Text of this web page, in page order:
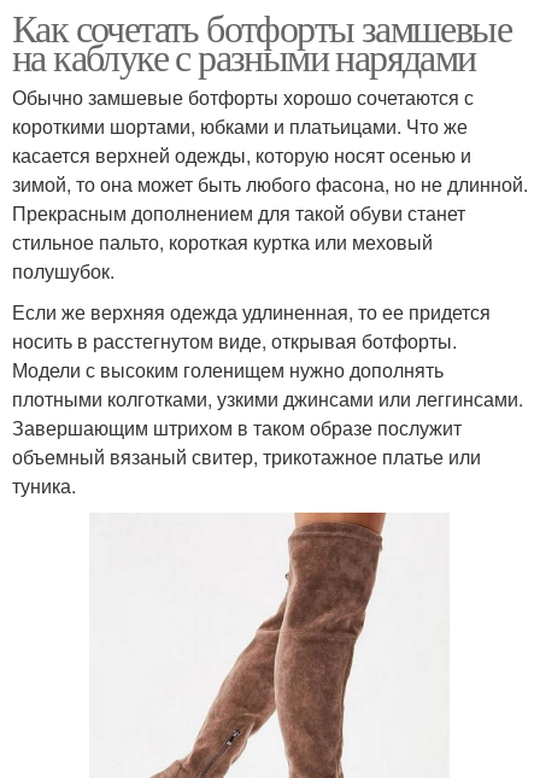
Как сочетать ботфорты замшевые
на каблуке с разными нарядами
Обычно замшевые ботфорты хорошо сочетаются с
короткими шортами, юбками и платьицами. Что же
касается верхней одежды, которую носят осенью и
зимой, то она может быть любого фасона, но не длинной.
Прекрасным дополнением для такой обуви станет
стильное пальто, короткая куртка или меховый
полушубок.
Если же верхняя одежда удлиненная, то ее придется
носить в расстегнутом виде, открывая ботфорты.
Модели с высоким голенищем нужно дополнять
плотными колготками, узкими джинсами или леггинсами.
Завершающим штрихом в таком образе послужит
объемный вязаный свитер, трикотажное платье или
туника.